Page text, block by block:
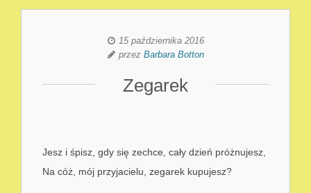
15 października 2016
przez Barbara Botton
Zegarek
Jesz i śpisz, gdy się zechce, cały dzień próżnujesz,
Na cóż, mój przyjacielu, zegarek kupujesz?